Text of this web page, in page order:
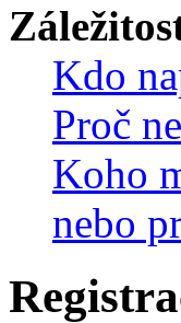
Kdo
Proč
Koho
nebo